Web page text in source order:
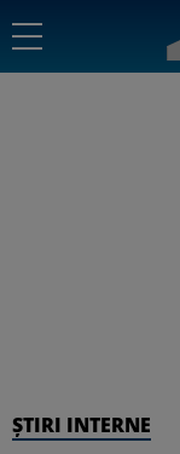
ȘTIRI INTERNE